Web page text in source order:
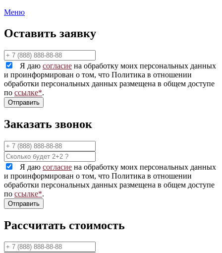
Меню
Оставить заявку
Я даю согласие на обработку моих персональных данных
и проинформирован о том, что Политика в отношении
обработки персональных данных размещена в общем доступе
по ссылке*.
Заказать звонок
Я даю согласие на обработку моих персональных данных
и проинформирован о том, что Политика в отношении
обработки персональных данных размещена в общем доступе
по ссылке*.
Рассчитать стоимость